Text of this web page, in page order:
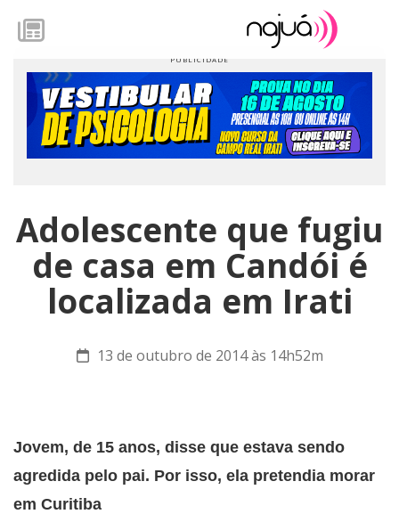
Adolescente que fugiu
de casa em Candói é
localizada em Irati
13 de outubro de 2014 às 14h52m
Jovem, de 15 anos, disse que estava sendo
agredida pelo pai. Por isso, ela pretendia morar
em Curitiba